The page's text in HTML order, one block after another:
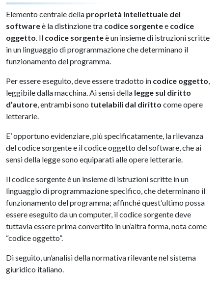
Elemento centrale della proprietà intellettuale del
softwareè la distinzione tra codice sorgentee codice
oggetto. Il codice sorgenteè un insieme di istruzioni scritte
in un linguaggio di programmazione che determinano il
funzionamento del programma.
Per essere eseguito, deve essere tradotto in codice oggetto,
leggibile dalla macchina. Ai sensi della legge sul diritto
d’autore, entrambi sono tutelabili dal diritto come opere
letterarie.
E’ opportuno evidenziare, più specificatamente, la rilevanza
del codice sorgente e il codice oggetto del software, che ai
sensi della legge sono equiparati alle opere letterarie.
Il codice sorgente è un insieme di istruzioni scritte in un
linguaggio di programmazione specifico, che determinano il
funzionamento del programma; affinché quest’ultimo possa
essere eseguito da un computer, il codice sorgente deve
tuttavia essere prima convertito in un’altra forma, nota come
“codice oggetto”.
Di seguito, un’analisi della normativa rilevante nel sistema
giuridico italiano.